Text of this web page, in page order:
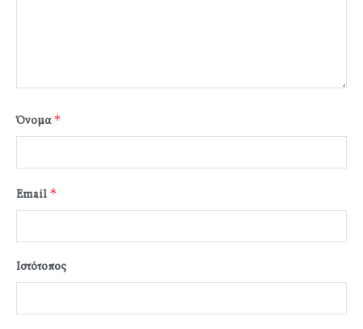
Όνομα*
Email *
Ιστότοπος